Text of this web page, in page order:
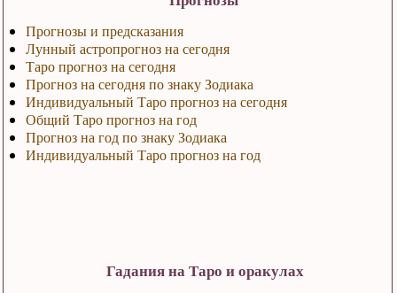
Прогнозы и предсказания
Лунный астропрогноз на сегодня
Таро прогноз на сегодня
Прогноз на сегодня по знаку Зодиака
Индивидуальный Таро прогноз на сегодня
Общий Таро прогноз на год
Прогноз на год по знаку Зодиака
Индивидуальный Таро прогноз на год
Гадания на Таро и оракулах